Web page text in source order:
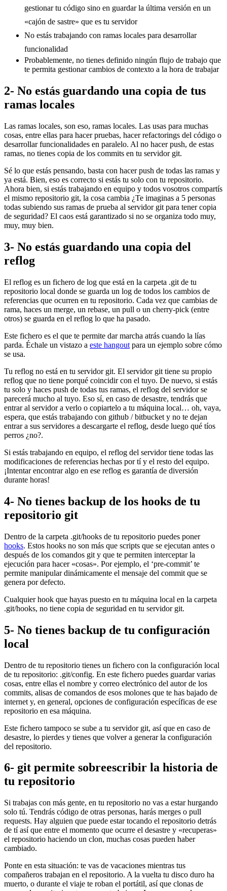
gestionar tu código sino en guardar la última versión en un
«cajón de sastre» que es tu servidor
No estás trabajando con ramas locales para desarrollar
funcionalidad
Probablemente, no tienes definido ningún flujo de trabajo que
te permita gestionar cambios de contexto a la hora de trabajar
2- No estás guardando una copia de tus
ramas locales
Las ramas locales, son eso, ramas locales. Las usas para muchas
cosas, entre ellas para hacer pruebas, hacer refactorings del código o
desarrollar funcionalidades en paralelo. Al no hacer push, de estas
ramas, no tienes copia de los commits en tu servidor git.
Sé lo que estás pensando, basta con hacer push de todas las ramas y
ya está. Bien, eso es correcto si estás tu solo con tu repositorio.
Ahora bien, si estás trabajando en equipo y todos vosotros compartís
el mismo repositorio git, la cosa cambia ¿Te imaginas a 5 personas
todas subiendo sus ramas de prueba al servidor git para tener copia
de seguridad? El caos está garantizado si no se organiza todo muy,
muy, muy bien.
3- No estás guardando una copia del
reflog
El reflog es un fichero de log que está en la carpeta .git de tu
repositorio local donde se guarda un log de todos los cambios de
referencias que ocurren en tu repositorio. Cada vez que cambias de
rama, haces un merge, un rebase, un pull o un cherry-pick (entre
otros) se guarda en el reflog lo que ha pasado.
Este fichero es el que te permite dar marcha atrás cuando la lías
parda. Échale un vistazo a este hangout para un ejemplo sobre cómo
se usa.
Tu reflog no está en tu servidor git. El servidor git tiene su propio
reflog que no tiene porqué coincidir con el tuyo. De nuevo, si estás
tu solo y haces push de todas tus ramas, el reflog del servidor se
parecerá mucho al tuyo. Eso sí, en caso de desastre, tendrás que
entrar al servidor a verlo o copiartelo a tu máquina local… oh, vaya,
espera, que estás trabajando con github / bitbucket y no te dejan
entrar a sus servidores a descargarte el reflog, desde luego qué tíos
perros ¿no?.
Si estás trabajando en equipo, el reflog del servidor tiene todas las
modificaciones de referencias hechas por tí y el resto del equipo.
¡Intentar encontrar algo en ese reflog es garantía de diversión
durante horas!
4- No tienes backup de los hooks de tu
repositorio git
Dentro de la carpeta .git/hooks de tu repositorio puedes poner
hooks. Estos hooks no son más que scripts que se ejecutan antes o
después de los comandos git y que te permiten interceptar la
ejecución para hacer «cosas». Por ejemplo, el ‘pre-commit’ te
permite manipular dinámicamente el mensaje del commit que se
genera por defecto.
Cualquier hook que hayas puesto en tu máquina local en la carpeta
.git/hooks, no tiene copia de seguridad en tu servidor git.
5- No tienes backup de tu configuración
local
Dentro de tu repositorio tienes un fichero con la configuración local
de tu repositorio: .git/config. En este fichero puedes guardar varias
cosas, entre ellas el nombre y correo electrónico del autor de los
commits, alisas de comandos de esos molones que te has bajado de
internet y, en general, opciones de configuración específicas de ese
repositorio en esa máquina.
Este fichero tampoco se sube a tu servidor git, así que en caso de
desastre, lo pierdes y tienes que volver a generar la configuración
del repositorio.
6- git permite sobreescribir la historia de
tu repositorio
Si trabajas con más gente, en tu repositorio no vas a estar hurgando
solo tú. Tendrás código de otras personas, harás merges o pull
requests. Hay alguien que puede estar tocando el repositorio detrás
de tí así que entre el momento que ocurre el desastre y «recuperas»
el repositorio haciendo un clon, muchas cosas pueden haber
cambiado.
Ponte en esta situación: te vas de vacaciones mientras tus
compañeros trabajan en el repositorio. A la vuelta tu disco duro ha
muerto, o durante el viaje te roban el portátil, así que clonas de